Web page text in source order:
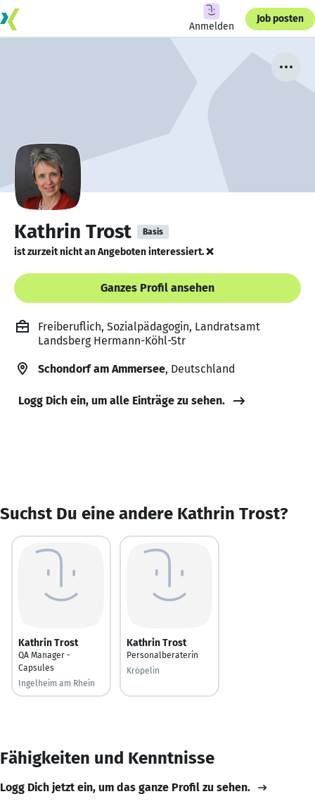
Anmelden
Job posten
Kathrin Trost Basis
ist zurzeit nicht an Angeboten interessiert. ❌
Ganzes Profil ansehen
Freiberuflich, Sozialpädagogin, Landratsamt
Landsberg Hermann-Köhl-Str
Schondorf am Ammersee, Deutschland
Logg Dich ein, um alle Einträge zu sehen.
Suchst Du eine andere Kathrin Trost?
Kathrin Trost
QA Manager -
Capsules
Ingelheim am Rhein
Kathrin Trost
Personalberaterin
Kröpelin
Fähigkeiten und Kenntnisse
Logg Dich jetzt ein, um das ganze Profil zu sehen.